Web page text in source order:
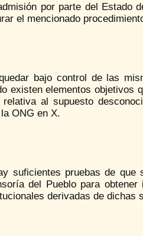
por parte del Estado
el mencionado
bajo control de las
existen elementos objetivos
al supuesto
ONG en X.
suficientes pruebas de
del Pueblo para
derivadas de dichas